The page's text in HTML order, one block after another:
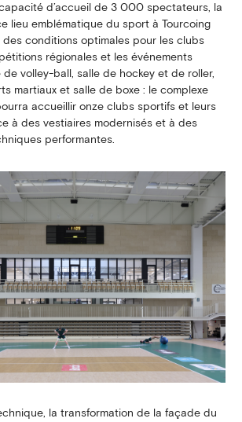
d’accueil de 3 000 spectateurs, la
lieu emblématique du sport à Tourcoing
des conditions optimales pour les clubs
régionales et les événements
de volley-ball, salle de hockey et de roller,
martiaux et salle de boxe : le complexe
accueillir onze clubs sportifs et leurs
à des vestiaires modernisés et à des
performantes.
la transformation de la façade du